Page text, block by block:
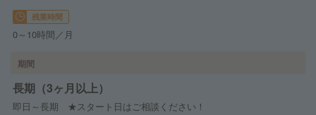
残業時間
0～10時間／月
期間
長期（3ヶ月以上）
即日～長期 ★スタート日はご相談ください！